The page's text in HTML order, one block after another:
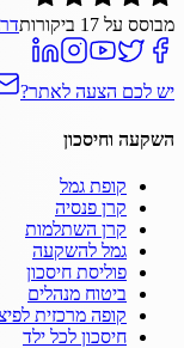
מבוסס על 17 ביקורות
יש לכם הצעה לאתר?
השקעה וחיסכון
קופת גמל
קרן פנסיה
קרן השתלמות
גמל להשקעה
פוליסת חיסכון
ביטוח מנהלים
קופה מרכזית
חיסכון לכל ילד